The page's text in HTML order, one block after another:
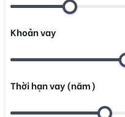
Khoản vay
Thời hạn vay (năm)